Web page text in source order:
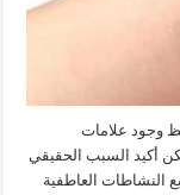
وجود علامات
أكيد السبب الحقيقي
النشاطات العاطفية